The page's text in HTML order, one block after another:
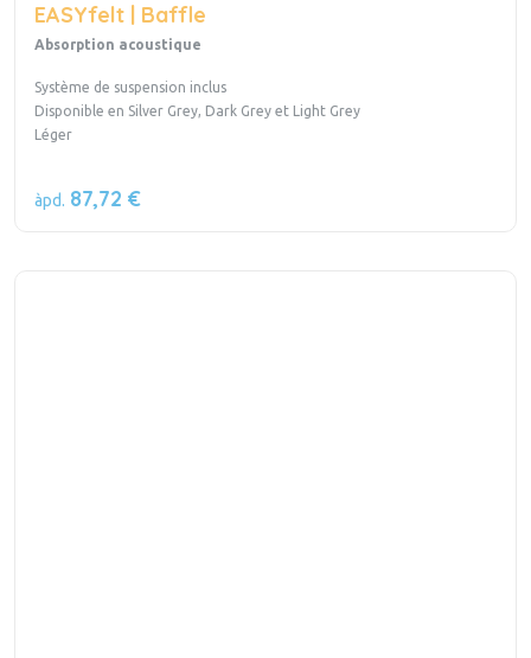
EASYfelt | Baffle
Absorption acoustique
Système de suspension inclus
Disponible en Silver Grey, Dark Grey et Light Grey
Léger
àpd. 87,72 €